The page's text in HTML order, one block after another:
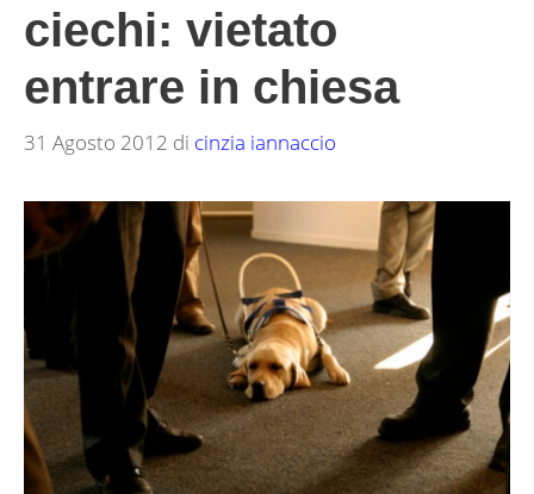
ciechi: vietato
entrare in chiesa
31 Agosto 2012 di cinzia iannaccio